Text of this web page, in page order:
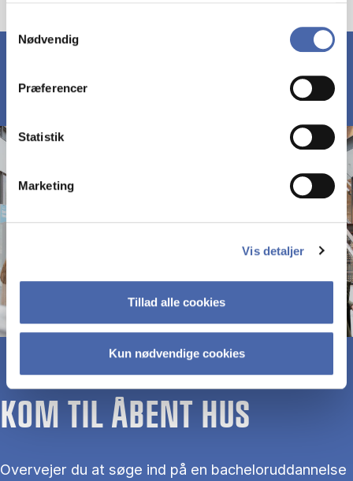
markedsføring. Du bestemmer selv - og kan altid trække
Nødvendig
Præferencer
Statistik
Marketing
Vis detaljer
Tillad alle cookies
Kun nødvendige cookies
KOM TIL ÅBENT HUS
Overvejer du at søge ind på en bacheloruddannelse